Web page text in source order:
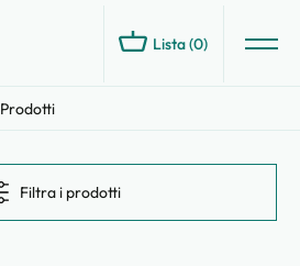
Lista (0)
Prodotti
Filtra i prodotti